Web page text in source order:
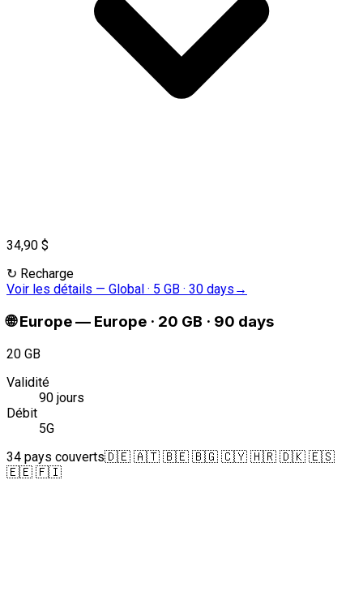
34,90 $
↻ Recharge
Voir les détails — Global · 5 GB · 30 days →
🌐 Europe— Europe · 20 GB · 90 days
20 GB
Validité
90 jours
Débit
5G
34 pays couverts🇩🇪 🇦🇹 🇧🇪 🇧🇬 🇨🇾 🇭🇷 🇩🇰 🇪🇸
🇪🇪 🇫🇮